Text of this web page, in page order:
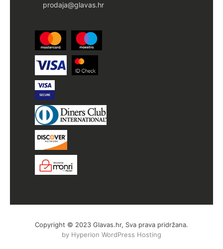
prodaja@glavas.hr
Copyright © 2023 Glavas.hr, Sva prava pridržana.
by Hyperion WordPress Hosting